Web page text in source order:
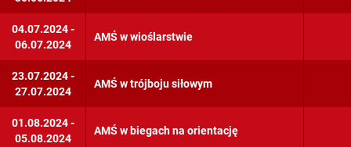
Squash
Strzelectwo sportowe
Trójbój siłowy
04.07.2024 -
06.07.2024
AMŚ w wioślarstwie
23.07.2024 -
27.07.2024
AMŚ w trójboju siłowym
01.08.2024 -
05.08.2024
AMŚ w biegach na orientację